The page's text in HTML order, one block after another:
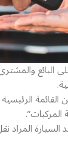
البائع
القائمة
السيارة